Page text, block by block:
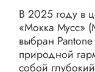
В 2025 году в
«Мокка Мусс»
выбран
природной
собой